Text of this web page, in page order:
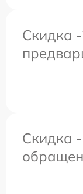
Скидка
Скидка